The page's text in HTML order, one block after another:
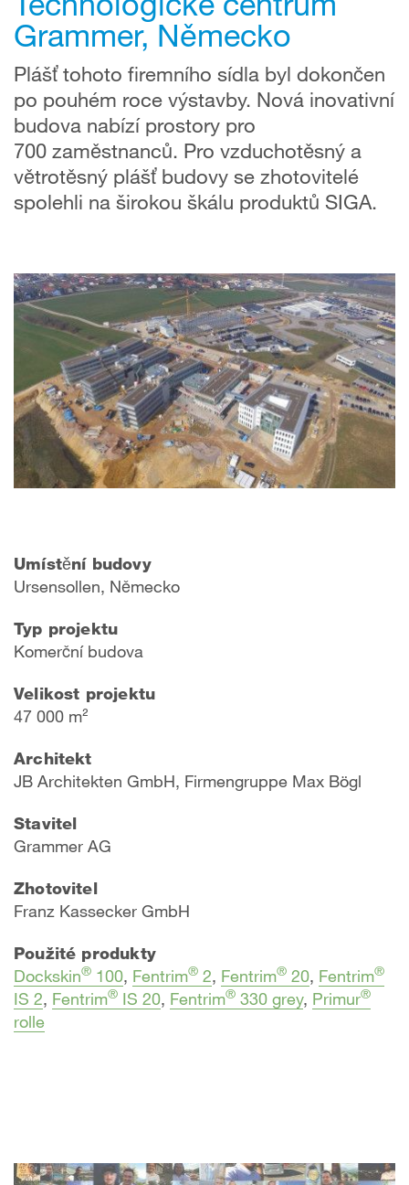
Grammer, Německo
Plášť tohoto firemního sídla byl dokončen
po pouhém roce výstavby. Nová inovativní
budova nabízí prostory pro
700 zaměstnanců. Pro vzduchotěsný a
větrotěsný plášť budovy se zhotovitelé
spolehli na širokou škálu produktů SIGA.
Umístění budovy
Ursensollen, Německo
Typ projektu
Komerční budova
Velikost projektu
47 000 m²
Architekt
JB Architekten GmbH, Firmengruppe Max Bögl
Stavitel
Grammer AG
Zhotovitel
Franz Kassecker GmbH
Použité produkty
Dockskin® 100, Fentrim® 2, Fentrim® 20, Fentrim®
IS 2, Fentrim® IS 20, Fentrim® 330 grey, Primur®
rolle